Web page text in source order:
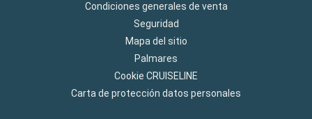
Condiciones generales de venta
Seguridad
Mapa del sitio
Palmares
Cookie CRUISELINE
Carta de protección datos personales